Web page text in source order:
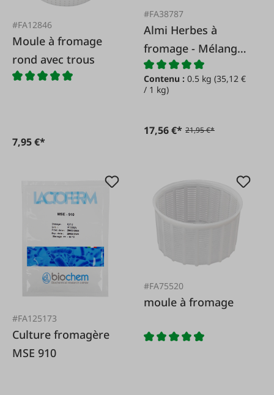
#FA12846
Moule à fromage
rond avec trous
7,95 €*
#FA38787
Almi Herbes à
fromage - Mélange
italien
Contenu :0.5 kg(35,12 €
/ 1 kg)
17,56 €* 21,95 €*
#FA125173
Culture fromagère
MSE 910
#FA75520
moule à fromage